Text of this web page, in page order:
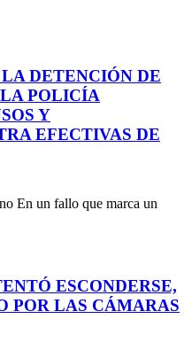
DETENCIÓN DE
POLICÍA
Y
EFECTIVAS DE
En un fallo que marca un
ESCONDERSE,
POR LAS CÁMARAS